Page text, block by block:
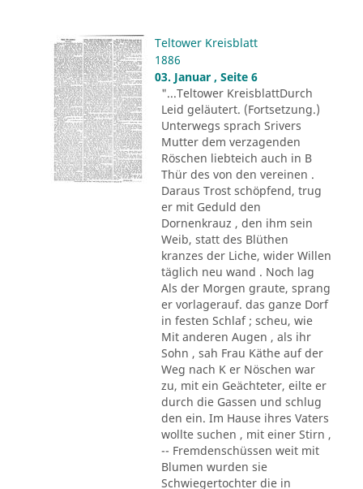
Teltower Kreisblatt
1886
03. Januar , Seite 6
"...Teltower KreisblattDurch
Leid geläutert. (Fortsetzung.)
Unterwegs sprach Srivers
Mutter dem verzagenden
Röschen liebteich auch in B
Thür des von den vereinen .
Daraus Trost schöpfend, trug
er mit Geduld den
Dornenkrauz , den ihm sein
Weib, statt des Blüthen
kranzes der Liche, wider Willen
täglich neu wand . Noch lag
Als der Morgen graute, sprang
er vorlagerauf. das ganze Dorf
in festen Schlaf ; scheu, wie
Mit anderen Augen , als ihr
Sohn , sah Frau Käthe auf der
Weg nach K er Nöschen war
zu, mit ein Geächteter, eilte er
durch die Gassen und schlug
den ein. Im Hause ihres Vaters
wollte suchen , mit einer Stirn ,
-- Fremdenschüssen weit mit
Blumen wurden sie
Schwiegertochter die in